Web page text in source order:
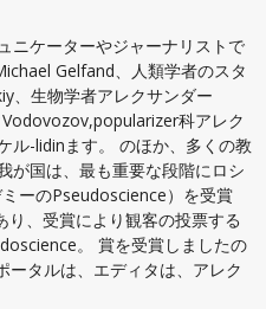
ニケーターやジャーナリストで
Gelfand、人類学者のスタ
、生物学者アレクサンダー
科アレク
ル-lidinます。 のほか、多くの教
が国は、最も重要な段階にロシ
ーのPseudoscience）を受賞
、受賞により観客の投票する
。 賞を受賞しましたの
タルは、エディタは、アレク